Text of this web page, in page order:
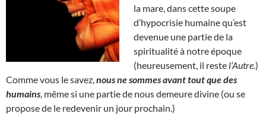
la mare, dans cette soupe
d’hypocrisie humaine qu’est
devenue une partie de la
spiritualité à notre époque
(heureusement, il reste l’Autre.)
Comme vous le savez, nous ne sommes avant tout que des
humains , même si une partie de nous demeure divine (ou se
propose de le redevenir un jour prochain.)